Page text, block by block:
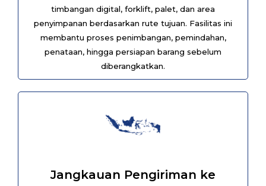
timbangan digital, forklift, palet, dan area
penyimpanan berdasarkan rute tujuan. Fasilitas ini
membantu proses penimbangan, pemindahan,
penataan, hingga persiapan barang sebelum
diberangkatkan.
Jangkauan Pengiriman ke